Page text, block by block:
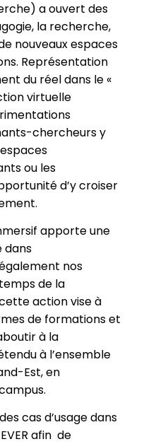
a ouvert des
la recherche,
nouveaux espaces
Représentation
du réel dans le «
virtuelle
chercheurs y
ou les
d’y croiser
apporte une
dans
nos
de la
cette action vise à
de formations et
à la
à l’ensemble
Est, en
cas d’usage dans
afin de